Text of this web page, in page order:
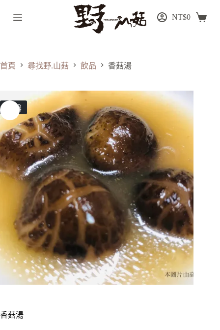
至
容
NT$0
首頁 尋找野.山菇 飲品 香菇湯
售罄
香菇湯